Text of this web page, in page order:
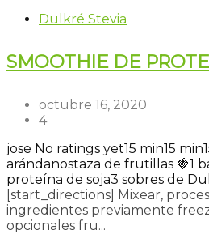
Dulkré Stevia
SMOOTHIE DE
octubre 16, 2020
4
jose No ratings yet15 min15 min
arándanostaza de frutillas 🍓1
proteína de soja3 sobres de
[start_directions] Mixear,
ingredientes previamente
opcionales fru...